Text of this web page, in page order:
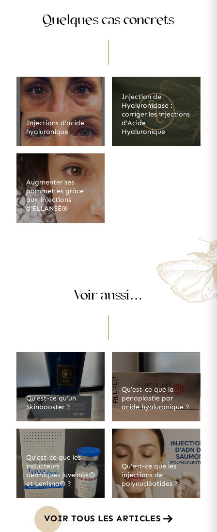
Quelques cas concrets
Injections d’acide
hyaluronique
Injection de
Hyaluronidase :
corriger les injections
d’Acide
Hyaluronique
Augmenter ses
pommettes grâce
aux injections
d’ELLANSÉ®
Voir aussi…
Qu’est-ce qu’un
Skinbooster ?
Qu’est-ce que la
pénoplastie par
acide hyaluronique ?
Qu’est-ce que les
inducteurs
dermiques Juvelook®
et Lenisna® ?
Qu’est-ce que les
injections de
polynucléotides ?
VOIR TOUS LES ARTICLES